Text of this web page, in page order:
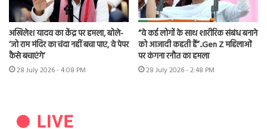
अखिलेश यादव का केंद्र पर हमला, बोले-
‘जो राम मंदिर का चंदा नहीं बचा पाए, वे पेपर
कैसे बचाएंगे’
28 July 2026 - 4:08 PM
“वे कई लोगों के साथ शारीरिक संबंध बनाने
को आजादी कहती हैं”..Gen Z महिलाओं
पर कंगना रनौत का हमला
28 July 2026 - 2:48 PM